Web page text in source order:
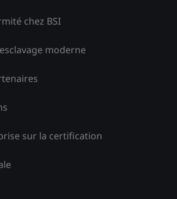
chez BSI
moderne
sur la certification